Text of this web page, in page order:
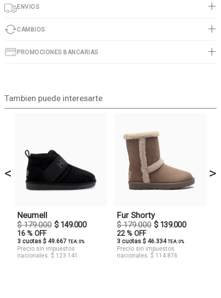
ENVIOS
CAMBIOS
PROMOCIONES BANCARIAS
Tambien puede interesarte
<
Neumell
$ 179.000 $ 149.000
16 % OFF
3 cuotas $ 49.667 TEA: 0%
Precio sin impuestos
nacionales: $ 123.141
Fur Shorty
$ 179.000 $ 139.000
22 % OFF
3 cuotas $ 46.334TEA: 0%
Precio sin impuestos
nacionales: $ 114.876
>